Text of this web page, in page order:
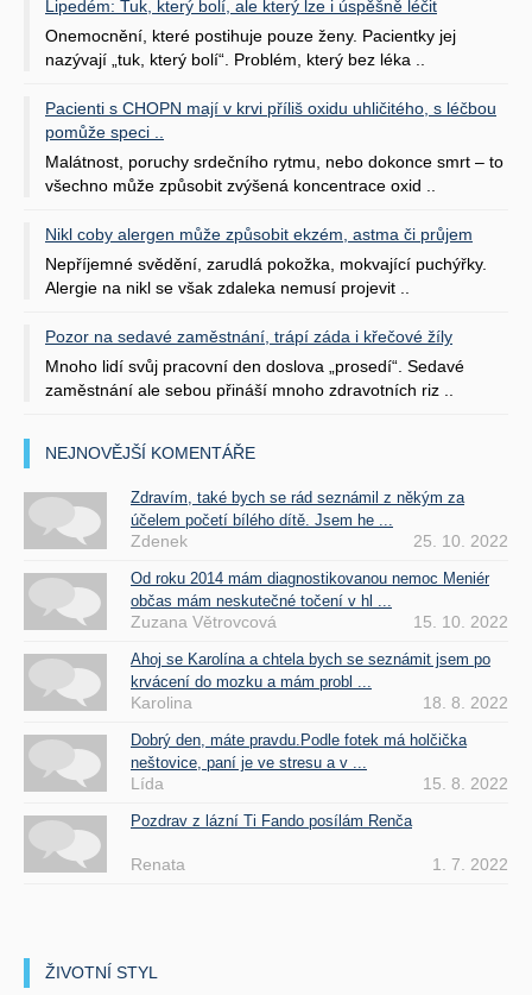
Lipedém: Tuk, který bolí, ale který lze i úspěšně léčit
Onemocnění, které postihuje pouze ženy. Pacientky jej
nazývají „tuk, který bolí“. Problém, který bez léka ..
Pacienti s CHOPN mají v krvi příliš oxidu uhličitého, s léčbou
pomůže speci ..
Malátnost, poruchy srdečního rytmu, nebo dokonce smrt – to
všechno může způsobit zvýšená koncentrace oxid ..
Nikl coby alergen může způsobit ekzém, astma či průjem
Nepříjemné svědění, zarudlá pokožka, mokvající puchýřky.
Alergie na nikl se však zdaleka nemusí projevit ..
Pozor na sedavé zaměstnání, trápí záda i křečové žíly
Mnoho lidí svůj pracovní den doslova „prosedí“. Sedavé
zaměstnání ale sebou přináší mnoho zdravotních riz ..
NEJNOVĚJŠÍ KOMENTÁŘE
Zdravím, také bych se rád seznámil z někým za
účelem početí bílého dítě. Jsem he ...
Zdenek 25. 10. 2022
Od roku 2014 mám diagnostikovanou nemoc Meniér
občas mám neskutečné točení v hl ...
Zuzana Větrovcová 15. 10. 2022
Ahoj se Karolína a chtela bych se seznámit jsem po
krvácení do mozku a mám probl ...
Karolina 18. 8. 2022
Dobrý den, máte pravdu.Podle fotek má holčička
neštovice, paní je ve stresu a v ...
Lída 15. 8. 2022
Pozdrav z lázní Ti Fando posílám Renča
Renata 1. 7. 2022
ŽIVOTNÍ STYL